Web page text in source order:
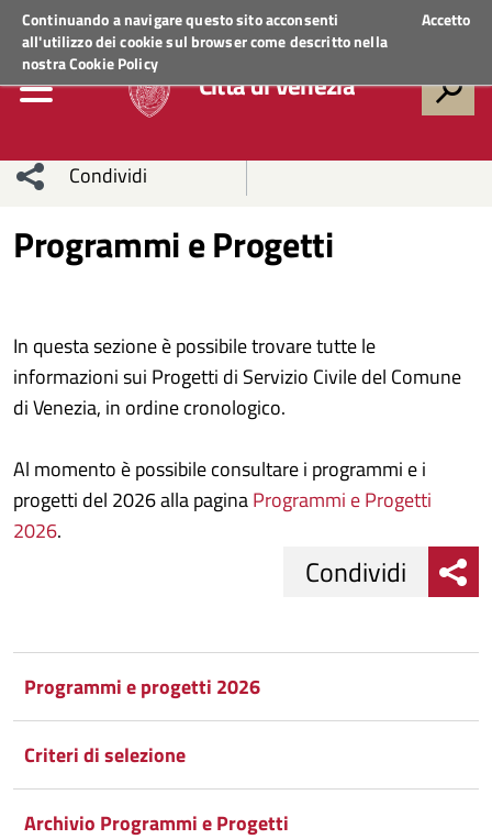
Continuando a navigare questo sito acconsenti
all'utilizzo dei cookie sul browser come descritto nella
nostraCookie Policy
Accetto
Regione VenetoACCEDI AI SERVIZI
Città di Venezia
Condividi
network
Condividi
Condividi
Facebook
su
Twitter
Condividi
su
Condividi
Whatsapp
Programmi e Progetti
In questa sezione è possibile trovare tutte le
informazioni sui Progetti di Servizio Civile del Comune
di Venezia, in ordine cronologico.
Al momento è possibile consultare i programmi e i
progetti del 2026 alla paginaProgrammi e Progetti
2026.
Facebook
su
Twitter
Condividi
su
Condividi
Condividi
Programmi e progetti 2026
Criteri di selezione
Archivio Programmi e Progetti